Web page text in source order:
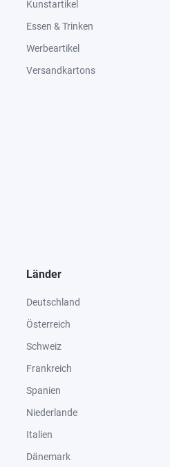
Kunstartikel
Essen & Trinken
Werbeartikel
Versandkartons
Länder
Deutschland
Österreich
Schweiz
Frankreich
Spanien
Niederlande
Italien
Dänemark